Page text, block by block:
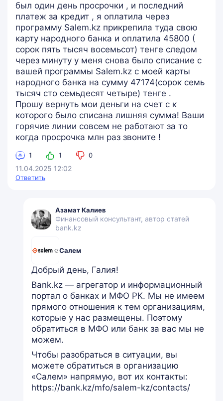
был один день просрочки , и последний
платеж за кредит , я оплатила через
программу Salem.kz прикрепила туда свою
карту народного банка и оплатила 45800 (
сорок пять тысяч восемьсот) тенге следом
через минуту у меня снова было списание с
вашей программы Salem.kz с моей карты
народного банка на сумму 47174(сорок семь
тысяч сто семьдесят четыре) тенге .
Прошу вернуть мои деньги на счет с к
которого было списана лишняя сумма! Ваши
горячие линии совсем не работают за то
когда просрочка млн раз звоните !
1 1 0
11.04.2025 12:02
Ответить
Азамат Калиев
Финансовый консультант, автор статей
bank.kz
Салем
Добрый день, Галия!
Bank.kz — агрегатор и информационный
портал о банках и МФО РК. Мы не имеем
прямого отношения к тем организациям,
которые у нас размещены. Поэтому
обратиться в МФО или банк за вас мы не
можем.
Чтобы разобраться в ситуации, вы
можете обратиться в организацию
«Салем» напрямую, вот их контакты:
https://bank.kz/mfo/salem-kz/contacts/